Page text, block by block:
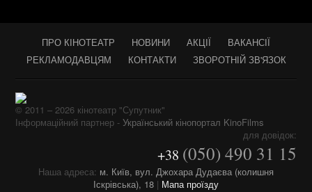
ПРО КІНОТЕАТР НОВИНИ АКЦІЇ
ВАКАНСІЇ
РЕКЛАМОДАВЦЯМ
КОНТАКТИ ЗВОРОТНІЙ ЗВ'ЯЗОК
© 2011 – 2026 кінотеатр "Супутник"
Інформаційний партнер - Український кінопортал KinoFilms
для довідок:
+38 (050) 490 31 15
Наша адреса: м. Київ, вул. Джохара Дудаєва (колишня
Іскрівська), 18 | Мапа проїзду